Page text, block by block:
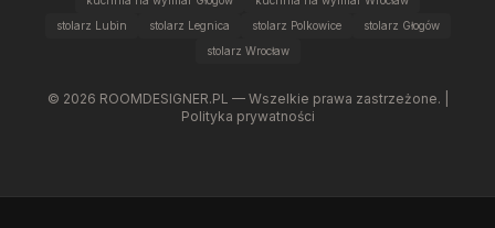
stolarz Lubin
stolarz Legnica stolarz Polkowice
stolarz Głogów
stolarz Wrocław
© 2026 ROOMDESIGNER.PL — Wszelkie prawa zastrzeżone. |
Polityka prywatności